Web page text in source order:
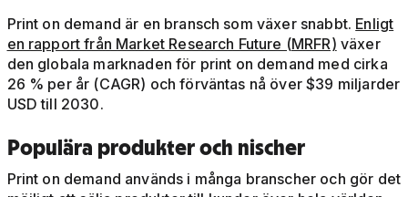
Print on demand är en bransch som växer snabbt. Enligt
en rapport från Market Research Future (MRFR) växer
den globala marknaden för print on demand med cirka
26 % per år (CAGR) och förväntas nå över $39 miljarder
USD till 2030.
Populära produkter och nischer
Print on demand används i många branscher och gör det